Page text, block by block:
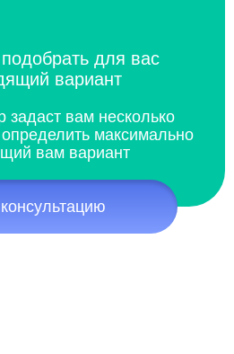
для вас
вариант
вам несколько
максимально
вам вариант